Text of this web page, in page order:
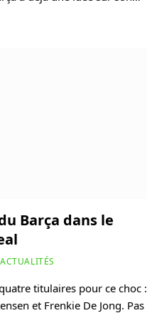
Barça dans le
ACTUALITÉS
titulaires pour ce choc :
et Frenkie De Jong. Pas